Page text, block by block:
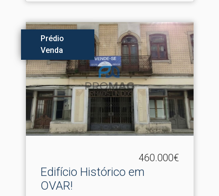
Prédio
Venda
460.000€
Edifício Histórico em
OVAR!